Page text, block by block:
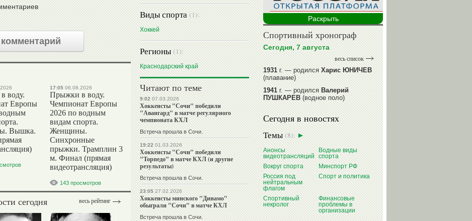
воду.
Европы
Вышка.
17:05 06.08.2026
Прыжки в воду.
Чемпионат Европы
2026 по водным
видам спорта.
Женщины.
Синхронные
прыжки. Трамплин 3
м. Финал (прямая
видеотрансляция)
143 просмотров
весь рейтинг
сегодня
Виды спорта(1):
Хоккей
Регионы(1):
Краснодарский край
Читают по теме
9:0207.03.2026
Хоккеисты "Сочи" победили
"Авангард" в матче регулярного
чемпионата КХЛ
Встреча прошла в Сочи.
19:2201.03.2026
Хоккеисты "Сочи" победили
"Торпедо" в матче КХЛ (и другие
результаты)
Встреча прошла в Сочи.
23:0527.02.2026
Хоккеисты минского "Динамо"
обыграли "Сочи" в матче КХЛ
Встреча прошла в Сочи.
Раскрыть
Спортивный хронограф
Сегодня, 7 августа
весь список
1931г. — родилсяХарис ЮНИЧЕВ
(плавание)
1941г. — родилсяВалерий
ПУШКАРЕВ(водное поло)
1947г. — родилсяВалерий
ИЛЬИНЫХ(гимнастика спортивная)
1954г. — родилсяВалерий
ГАЗЗАЕВ(футбол)
1956г. — родилсяВладимир
РЫБАКОВ(легкая атлетика)
читать далее
Сегодня в новостях
Темы(8):
Анонсы
видеотрансляций
Водные виды
спорта
Вокруг спорта
Минспорт РФ
Россия под
нейтральным
флагом
Спорт и политика
Спортивный
некролог
Финансовые
проблемы в
организации